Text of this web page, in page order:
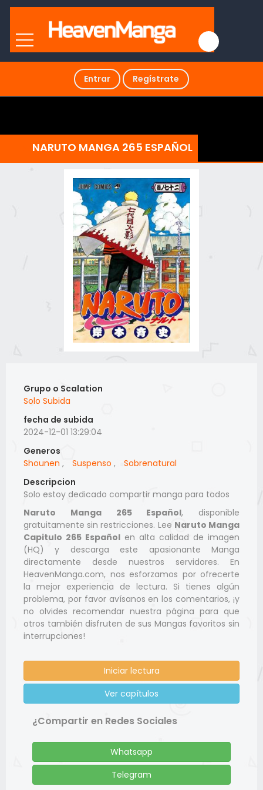
Entrar Regístrate
NARUTO MANGA 265 ESPAÑOL
Grupo o Scalation
Solo Subida
fecha de subida
2024-12-01 13:29:04
Generos
Shounen , Suspenso ,
Sobrenatural
Descripcion
Solo estoy dedicado compartir manga para todos
Naruto Manga 265 Español, disponible
gratuitamente sin restricciones. Lee Naruto Manga
Capitulo 265 Español en alta calidad de imagen
(HQ) y descarga este apasionante Manga
directamente desde nuestros servidores. En
HeavenManga.com, nos esforzamos por ofrecerte
la mejor experiencia de lectura. Si tienes algún
problema, por favor avísanos en los comentarios, ¡y
no olvides recomendar nuestra página para que
otros también disfruten de sus Mangas favoritos sin
interrupciones!
Iniciar lectura
Ver capítulos
¿Compartir en Redes Sociales
Whatsapp
Telegram